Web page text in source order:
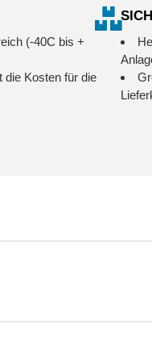
(-40C bis +
die Kosten für die